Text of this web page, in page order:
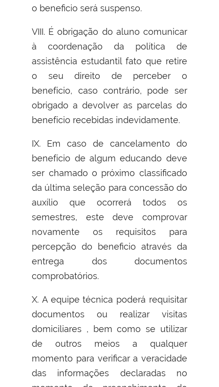
o beneficio será suspenso.
VIII. É obrigação do aluno comunicar
à coordenação da política de
assistência estudantil fato que retire
o seu direito de perceber o
benefício, caso contrário, pode ser
obrigado a devolver as parcelas do
benefício recebidas indevidamente.
IX. Em caso de cancelamento do
benefício de algum educando deve
ser chamado o próximo classificado
da última seleção para concessão do
auxílio que ocorrerá todos os
semestres, este deve comprovar
novamente os requisitos para
percepção do beneficio através da
entrega dos documentos
comprobatórios.
X. A equipe técnica poderá requisitar
documentos ou realizar visitas
domiciliares , bem como se utilizar
de outros meios a qualquer
momento para verificar a veracidade
das informações declaradas no